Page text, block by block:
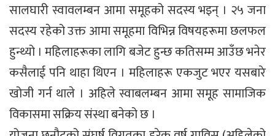
सालघारी स्वावलम्बन आमा समूहको सदस्य भइन् । २५ जना
सदस्य रहेको उक्त आमा समूहमा विभिन्न विषयहरूमा छलफल
हुन्थ्यो । महिलाहरूका लागि बजेट हुन्छ कतिसम्म आउँछ भनेर
कसैलाई पनि थाहा थिएन । महिलाहरू एकजुट भएर यसबारे
खोजी गर्न थाले । अहिले स्वाबलम्बन आमा समूह सामाजिक
विकासमा सक्रिय संस्था बनेको छ ।